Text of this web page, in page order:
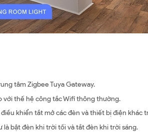
tâm Zigbee Tuya Gateway.
với thế hệ công tắc Wifi thông thường.
khiển tắt mở các đèn và thiết bị điện khác
bật đèn khi trời tối và tắt đèn khi trời sáng.